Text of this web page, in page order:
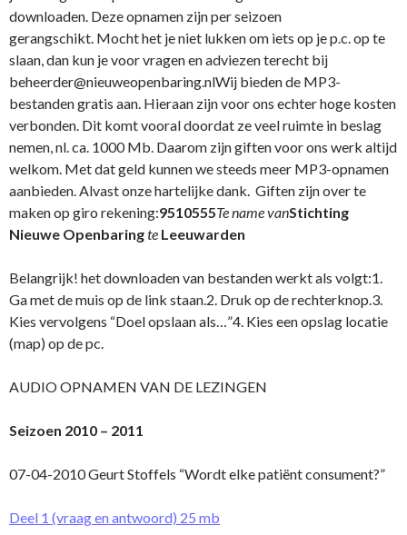
downloaden. Deze opnamen zijn per seizoen
gerangschikt. Mocht het je niet lukken om iets op je p.c. op te
slaan, dan kun je voor vragen en adviezen terecht bij
beheerder@nieuweopenbaring.nlWij bieden de MP3-
bestanden gratis aan. Hieraan zijn voor o­ns echter hoge kosten
verbonden. Dit komt vooral doordat ze veel ruimte in beslag
nemen, nl. ca. 1000 Mb. Daarom zijn giften voor o­ns werk altijd
welkom. Met dat geld kunnen we steeds meer MP3-opnamen
aanbieden. Alvast o­nze hartelijke dank. Giften zijn over te
maken op giro rekening:9510555Te name vanStichting
Nieuwe Openbaringte Leeuwarden
Belangrijk! het downloaden van bestanden werkt als volgt:1.
Ga met de muis op de link staan.2. Druk op de rechterknop.3.
Kies vervolgens “Doel opslaan als…”4. Kies een opslag locatie
(map) op de pc.
AUDIO OPNAMEN VAN DE LEZINGEN
Seizoen 2010 – 2011
07-04-2010 Geurt Stoffels “Wordt elke patiënt consument?”
Deel 1 (vraag en antwoord) 25 mb